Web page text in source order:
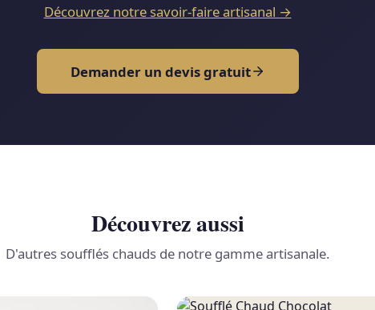
Découvrez notre savoir-faire artisanal →
Demander un devis gratuit
Découvrez aussi
D'autres soufflés chauds de notre gamme artisanale.